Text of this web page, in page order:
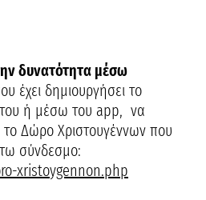
δυνατότητα μέσω
έχει δημιουργήσει το
του ή μέσω του app, να
το Δώρο Χριστουγέννων που
σύνδεσμο:
xristoygennon.php